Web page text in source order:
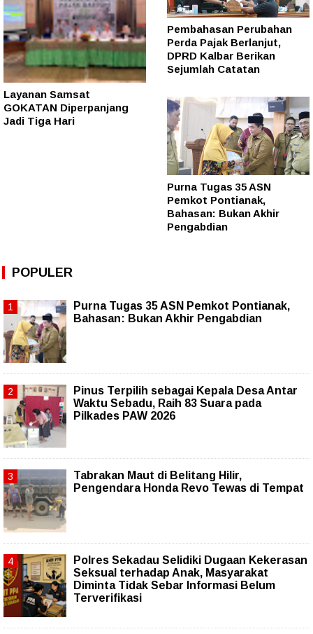
Layanan Samsat
GOKATAN Diperpanjang
Jadi Tiga Hari
Pembahasan Perubahan
Perda Pajak Berlanjut,
DPRD Kalbar Berikan
Sejumlah Catatan
Purna Tugas 35 ASN
Pemkot Pontianak,
Bahasan: Bukan Akhir
Pengabdian
POPULER
Purna Tugas 35 ASN Pemkot Pontianak,
Bahasan: Bukan Akhir Pengabdian
Pinus Terpilih sebagai Kepala Desa Antar
Waktu Sebadu, Raih 83 Suara pada
Pilkades PAW 2026
Tabrakan Maut di Belitang Hilir,
Pengendara Honda Revo Tewas di Tempat
Polres Sekadau Selidiki Dugaan Kekerasan
Seksual terhadap Anak, Masyarakat
Diminta Tidak Sebar Informasi Belum
Terverifikasi